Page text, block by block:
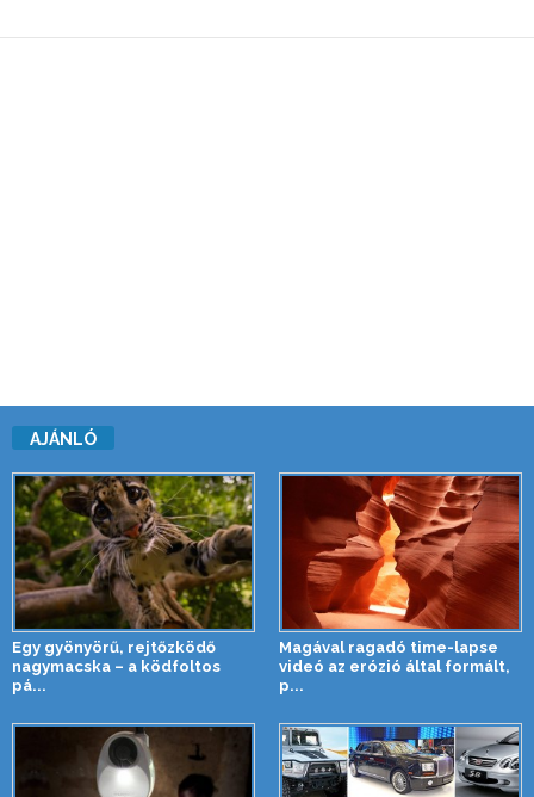
AJÁNLÓ
Egy gyönyörű, rejtőzködő
nagymacska – a ködfoltos
pá...
Magával ragadó time-lapse
videó az erózió által formált,
p...